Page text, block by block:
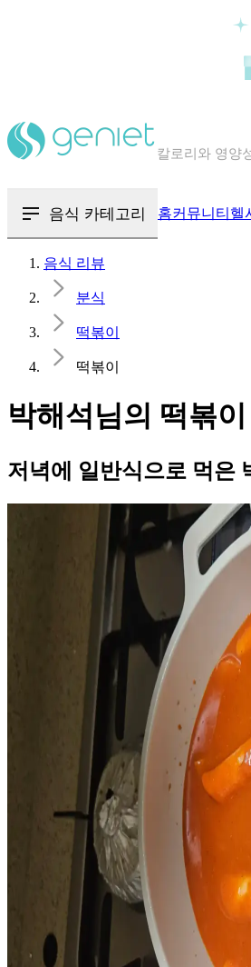
혈당 · 다이어
음식 카테고리 홈커뮤니티 헬
음식 리뷰
분식
떡볶이
떡볶이
박해석님의 떡볶
저녁에 일반식으로 먹은